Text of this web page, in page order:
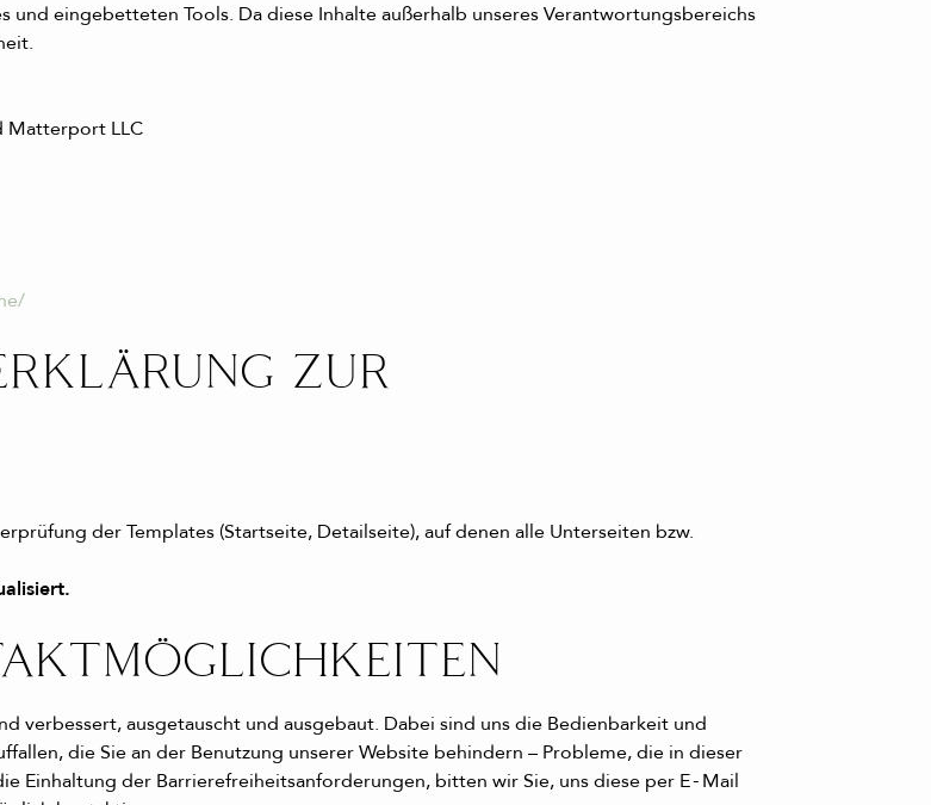
und eingebetteten Tools. Da diese Inhalte außerhalb unseres Verantwortungsbereichs
Matterport LLC
ZUR
der Templates (Startseite, Detailseite), auf denen alle Unterseiten bzw.
verbessert, ausgetauscht und ausgebaut. Dabei sind uns die Bedienbarkeit und
die Sie an der Benutzung unserer Website behindern – Probleme, die in dieser
Einhaltung der Barrierefreiheitsanforderungen, bitten wir Sie, uns diese per E‑Mail